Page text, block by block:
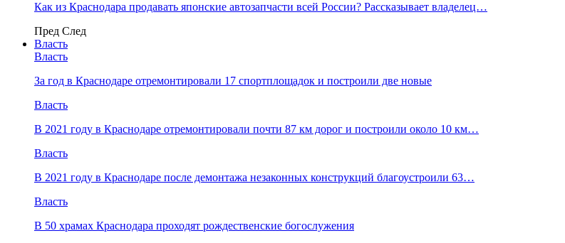
Как из Краснодара продавать японские автозапчасти всей России? Рассказывает владелец…
Пред След
Власть
Власть
За год в Краснодаре отремонтировали 17 спортплощадок и построили две новые
Власть
В 2021 году в Краснодаре отремонтировали почти 87 км дорог и построили около 10 км…
Власть
В 2021 году в Краснодаре после демонтажа незаконных конструкций благоустроили 63…
Власть
В 50 храмах Краснодара проходят рождественские богослужения